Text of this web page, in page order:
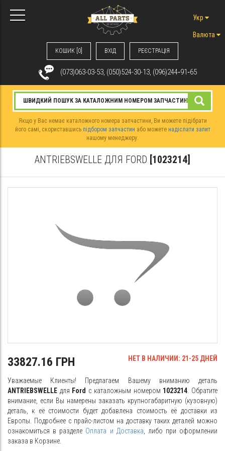
КОШИК [0] ВХIД РЕЄСТРАЦІЯ
Укр
Валюта
(073)063-03-53, (050)524-30-13, (096)244‑91‑65
Якщо у Вас немає каталожного номера запчастини, Ви можете підібрати
його самі, скориставшись підбором запчастин або можете надіслати запит
нашому менеджеру.
ANTRIEBSWELLE ДЛЯ FORD [1023214]
33827.16 ГРН НЕТ В НАЛИЧИИ: 21-25 ДНЕЙ
Уважаемые Клиенты! Предлагаем Вашему вниманию деталь
ANTRIEBSWELLE для Ford с каталожным номером 1023214 . Обратите
внимание, если Вы намерены заказать крупногабаритную (кузовную)
деталь, к её стоимости будет добавлена стоимость её доставки из
Европы. Подробнее с прайс-листом на доставку таких деталей можно
ознакомиться в разделе Оплата и Доставка , либо при оформлении
заказа в Корзине.